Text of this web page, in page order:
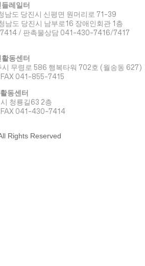
레일터
남도 당진시 신평면 원머리로 71-39
남도 당진시 남부로16 장애인회관 1층
/ 판촉물상담 041-430-7416/7417
동센터
무령로 586 행복타워 702호 (월송동 627)
041-855-7415
동센터
청룡길63 2층
041-430-7414
Rights Reserved